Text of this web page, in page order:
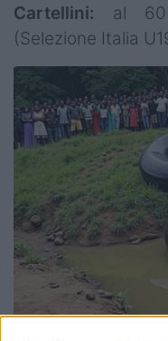
Cartellini: al 60
(Selezione Italia